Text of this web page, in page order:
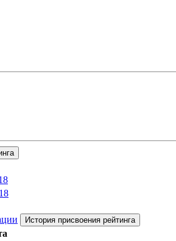
История присвоения рейтинга